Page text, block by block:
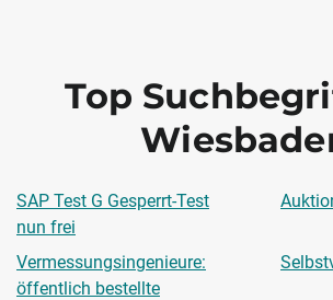
Top
SAP Test G Gesperrt-Test
nun frei
Vermessungsingenieure:
öffentlich bestellte